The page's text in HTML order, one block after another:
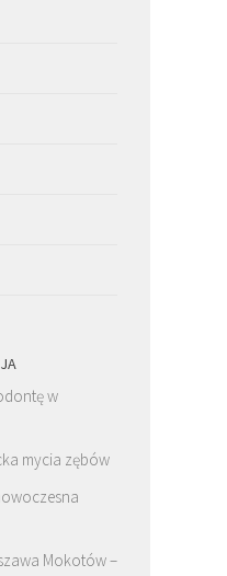
w
mycia zębów
Mokotów –